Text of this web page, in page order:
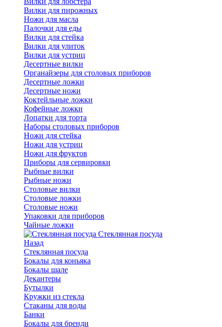
Вилки для пирожных
Ножи для масла
Палочки для еды
Вилки для стейка
Вилки для улиток
Вилки для устриц
Десертные вилки
Органайзеры для столовых приборов
Десертные ложки
Десертные ножи
Коктейльные ложки
Кофейные ложки
Лопатки для торта
Наборы столовых приборов
Ножи для стейка
Ножи для устриц
Ножи для фруктов
Приборы для сервировки
Рыбные вилки
Рыбные ножи
Столовые вилки
Столовые ложки
Столовые ножи
Упаковки для приборов
Чайные ложки
Стеклянная посуда
Назад
Стеклянная посуда
Бокалы для коньяка
Бокалы шале
Декантеры
Бутылки
Кружки из стекла
Стаканы для воды
Банки
Бокалы для бренди